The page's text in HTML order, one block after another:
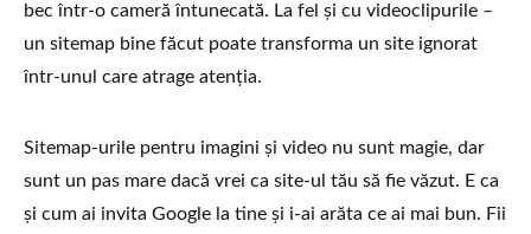
bec într-o cameră întunecată. La fel și cu videoclipurile –
un sitemap bine făcut poate transforma un site ignorat
într-unul care atrage atenția.
Sitemap-urile pentru imagini și video nu sunt magie, dar
sunt un pas mare dacă vrei ca site-ul tău să fie văzut. E ca
și cum ai invita Google la tine și i-ai arăta ce ai mai bun. Fii